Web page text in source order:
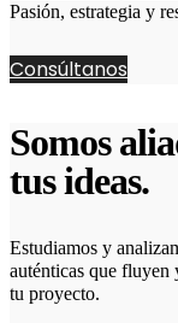
Pasión, estrategia y
Consúltanos
Somos
tus ideas.
Estudiamos y
auténticas que fluyen
tu proyecto.